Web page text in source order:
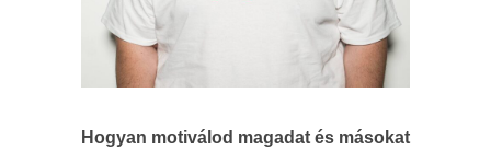
Hogyan motiválod magadat és másokat